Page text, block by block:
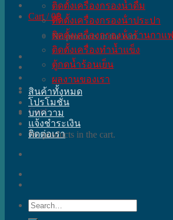
Cart /0฿
No products in the cart.
Cart
No products in the cart.
ติดตั้งเครื่องกรองน้ำดื่ม
ติดตั้งเครื่องกรองน้ําประปา
ติดตั้งเครื่องกรองน้ําร้านกาแฟ
ติดตั้งเครื่องทำน้ำแข็ง
ตู้กดน้ำร้อนเย็น
ผลงานของเรา
สินค้าทั้งหมด
โปรโมชั่น
บทความ
แจ้งชำระเงิน
ติดต่อเรา
Search
for: